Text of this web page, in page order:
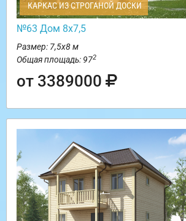
КАРКАС ИЗ СТРОГАНОЙ ДОСКИ
№63 Дом 8х7,5
Размер: 7,5х8 м
Общая площадь: 972
от 3389000